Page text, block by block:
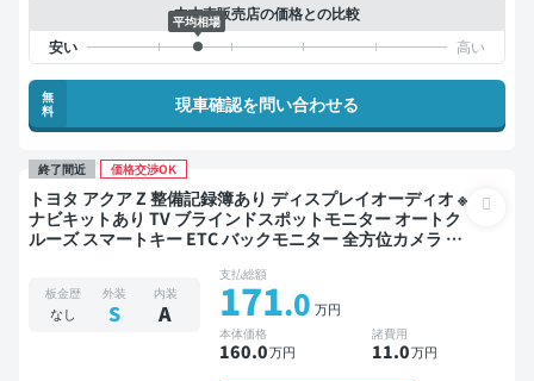
中古車販売店の価格との比較
平均相場
無
料
現車確認を問い合わせる
終了間近 価格交渉OK
トヨタ アクア Z 整備記録簿あり ディスプレイオーディオ ※
ナビキットあり TV ブラインドスポットモニター オートク
ルーズ スマートキー ETC バックモニター 全方位カメラ 衝
板金歴
なし
外装
S
内装
A
支払総額
171.0 万円
本体価格
160.0万円
諸費用
11.0万円